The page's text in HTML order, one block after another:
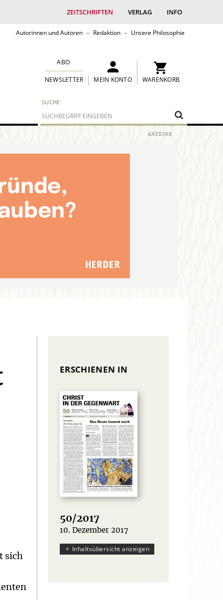
ZEITSCHRIFTEN VERLAG INFO
Autorinnen und Autoren Redaktion Unsere Philosophie
SUCHE
ABO
NEWSLETTER MEIN KONTO WARENKORB
sich
ERSCHIENEN IN
50/2017
:
10. Dezember 2017
Inhaltsübersicht anzeigen